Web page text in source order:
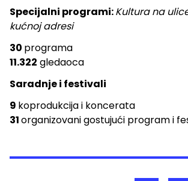
Specijalni programi:Kultura na
kućnoj adresi
30 programa
11.322 gledaoca
Saradnje i festivali
9 koprodukcija i koncerata
31organizovani gostujući program i